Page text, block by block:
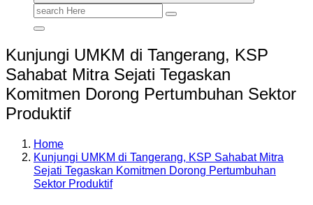
Search
Kunjungi UMKM di Tangerang, KSP
Sahabat Mitra Sejati Tegaskan
Komitmen Dorong Pertumbuhan Sektor
Produktif
Home
Kunjungi UMKM di Tangerang, KSP Sahabat Mitra
Sejati Tegaskan Komitmen Dorong Pertumbuhan
Sektor Produktif